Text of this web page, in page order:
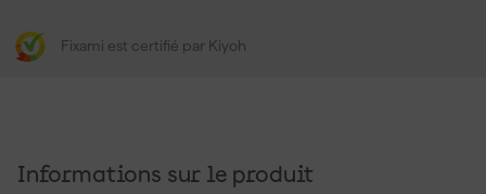
Fixami est certifié par Kiyoh
Informations sur le produit